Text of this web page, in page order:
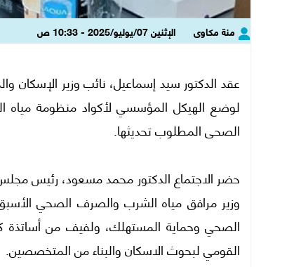
منة مكاوى
الإثنين 07/يوليو/2025 - 10:33 ص
عقد الدكتور سيد إسماعيل، نائب وزير الإسكان
لوضع الهيكل المؤسسي لأكواد منظومة
الصحى المطلوب تحديثها.
حضر الاجتماع الدكتور محمد مسعود، رئيس مجلس
وزير مرافق مياه الشرب والصرف الصحي
الصحي وحماية المستهلك، ولفيف من أساتذة
القومي لبحوث الاسكان والبناء من المتخصصين.